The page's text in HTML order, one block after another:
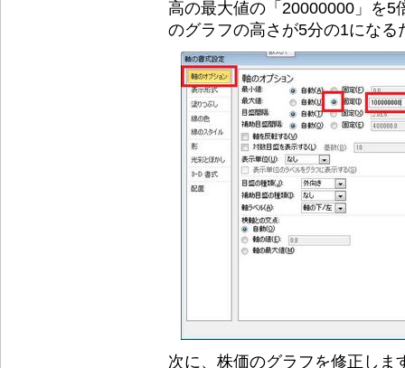
高の最大値の「20000000」を5
のグラフの高さが5分の1になる
次に、株価のグラフを修正しま